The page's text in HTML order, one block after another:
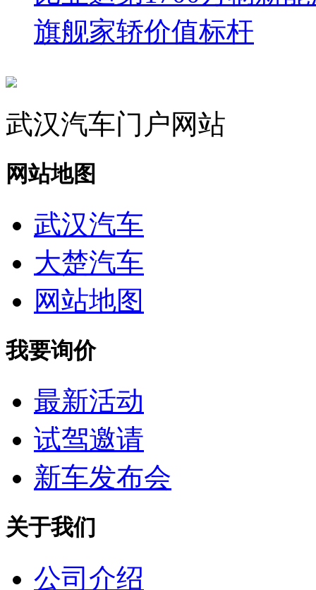
旗舰家轿价值标杆
武汉汽车门户网站
网站地图
武汉汽车
大楚汽车
网站地图
我要询价
最新活动
试驾邀请
新车发布会
关于我们
公司介绍